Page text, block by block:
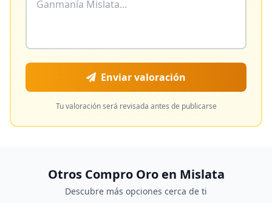
Enviar valoración
Tu valoración será revisada antes de publicarse
Otros Compro Oro en Mislata
Descubre más opciones cerca de ti